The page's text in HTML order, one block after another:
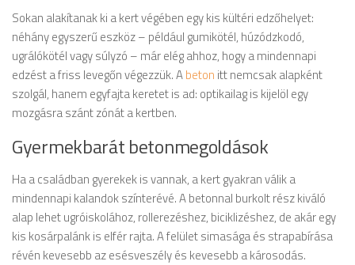
Sokan alakítanak ki a kert végében egy kis kültéri edzőhelyet:
néhány egyszerű eszköz – például gumikötél, húzódzkodó,
ugrálókötél vagy súlyzó – már elég ahhoz, hogy a mindennapi
edzést a friss levegőn végezzük. Abeton itt nemcsak alapként
szolgál, hanem egyfajta keretet is ad: optikailag is kijelöl egy
mozgásra szánt zónát a kertben.
Gyermekbarát betonmegoldások
Ha a családban gyerekek is vannak, a kert gyakran válik a
mindennapi kalandok színterévé. A betonnal burkolt rész kiváló
alap lehet ugróiskolához, rollerezéshez, biciklizéshez, de akár egy
kis kosárpalánk is elfér rajta. A felület simasága és strapabírása
révén kevesebb az esésveszély és kevesebb a károsodás.